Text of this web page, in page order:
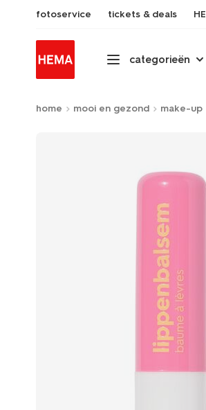
fotoservice tickets & deals
categorieën
home mooi en gezond make-up